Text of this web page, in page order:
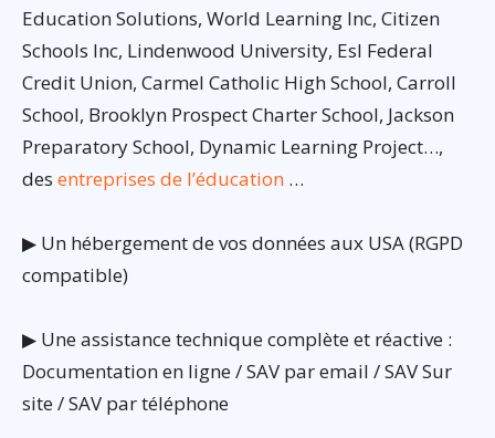
Education Solutions, World Learning Inc, Citizen
Schools Inc, Lindenwood University, Esl Federal
Credit Union, Carmel Catholic High School, Carroll
School, Brooklyn Prospect Charter School, Jackson
Preparatory School, Dynamic Learning Project…,
des entreprises de l’éducation …
▶ Un hébergement de vos données aux USA (RGPD
compatible)
▶ Une assistance technique complète et réactive :
Documentation en ligne / SAV par email / SAV Sur
site / SAV par téléphone